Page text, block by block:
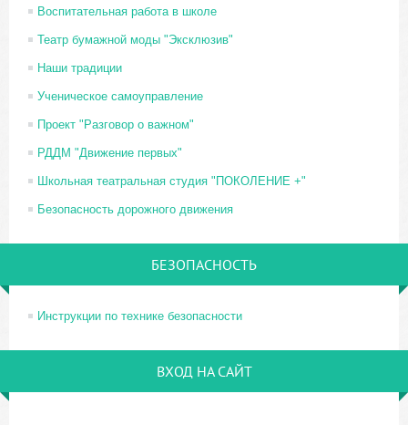
Воспитательная работа в школе
Театр бумажной моды "Эксклюзив"
Наши традиции
Ученическое самоуправление
Проект "Разговор о важном"
РДДМ "Движение первых"
Школьная театральная студия "ПОКОЛЕНИЕ +"
Безопасность дорожного движения
БЕЗОПАСНОСТЬ
Инструкции по технике безопасности
ВХОД НА САЙТ